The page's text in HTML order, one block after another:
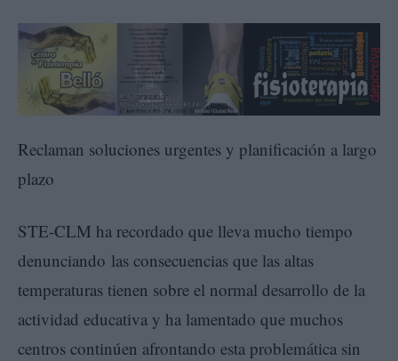
Reclaman soluciones urgentes y planificación a largo
plazo
STE-CLM ha recordado que lleva mucho tiempo
denunciando las consecuencias que las altas
temperaturas tienen sobre el normal desarrollo de la
actividad educativa y ha lamentado que muchos
centros continúen afrontando esta problemática sin